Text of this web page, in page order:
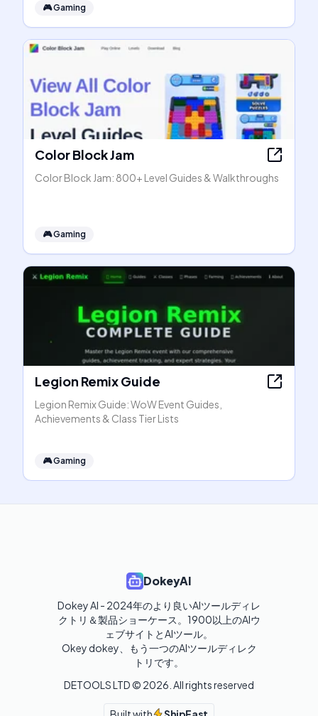
🎮Gaming
Color Block Jam
Color Block Jam: 800+ Level Guides & Walkthroughs
🎮Gaming
Legion Remix Guide
Legion Remix Guide: WoW Event Guides,
Achievements & Class Tier Lists
🎮Gaming
DokeyAI
Dokey AI - 2024年のより良いAIツールディレ
クトリ＆製品ショーケース。1900以上のAIウ
ェブサイトとAIツール。
Okey dokey、もう一つのAIツールディレク
トリです。
DETOOLS LTD © 2026 . All rights reserved